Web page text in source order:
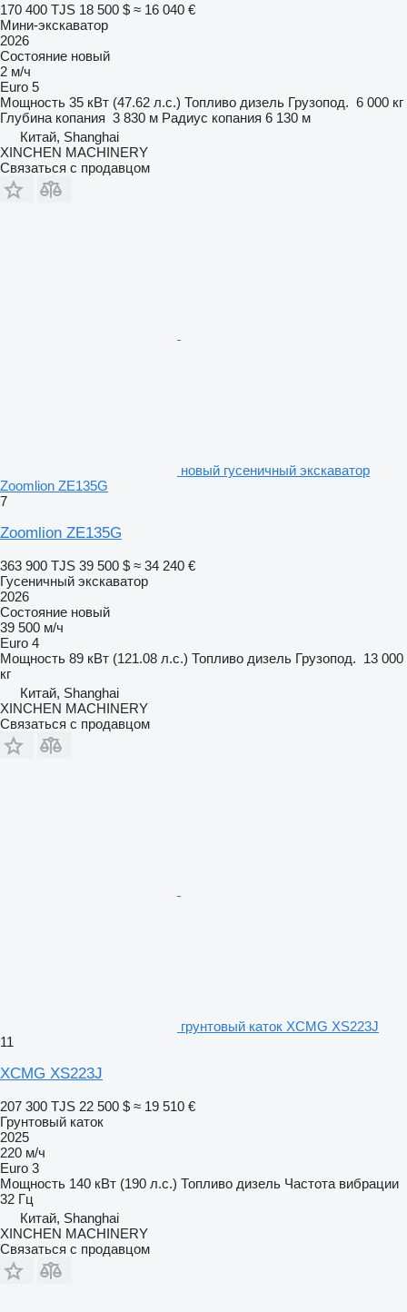
170 400 TJS 18 500 $ ≈ 16 040 €
Мини-экскаватор
2026
Состояние новый
2 м/ч
Euro 5
Мощность 35 кВт (47.62 л.с.) Топливо дизель Грузопод. 6 000 кг
Глубина копания 3 830 м Радиус копания 6 130 м
Китай, Shanghai
XINCHEN MACHINERY
Связаться с продавцом
новый гусеничный экскаватор
Zoomlion ZE135G
7
Zoomlion ZE135G
363 900 TJS 39 500 $ ≈ 34 240 €
Гусеничный экскаватор
2026
Состояние новый
39 500 м/ч
Euro 4
Мощность 89 кВт (121.08 л.с.) Топливо дизель Грузопод. 13 000
кг
Китай, Shanghai
XINCHEN MACHINERY
Связаться с продавцом
грунтовый каток XCMG XS223J
11
XCMG XS223J
207 300 TJS 22 500 $ ≈ 19 510 €
Грунтовый каток
2025
220 м/ч
Euro 3
Мощность 140 кВт (190 л.с.) Топливо дизель Частота вибрации
32 Гц
Китай, Shanghai
XINCHEN MACHINERY
Связаться с продавцом